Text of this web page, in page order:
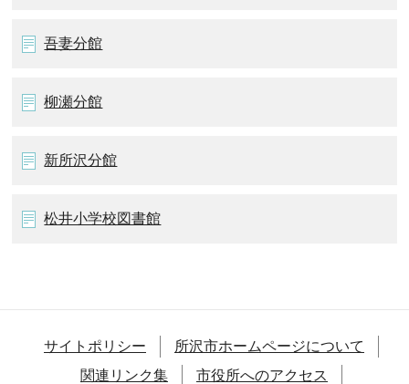
吾妻分館
柳瀬分館
新所沢分館
松井小学校図書館
サイトポリシー
所沢市ホームページについて
関連リンク集
市役所へのアクセス